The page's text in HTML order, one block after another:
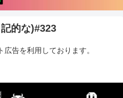
的な)#323
告を利用しております。